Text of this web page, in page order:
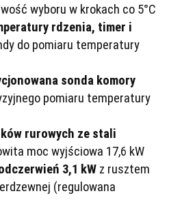
wyboru w krokach co 5°C
rdzenia, timer i
do pomiaru temperatury
sonda komory
pomiaru temperatury
rurowych ze stali
moc wyjściowa 17,6 kW
3,1 kW z rusztem
(regulowana